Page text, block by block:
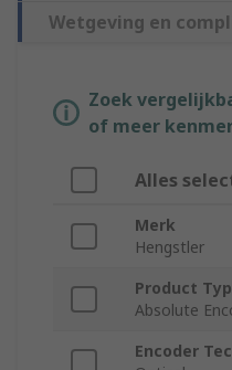
Wetgeving en
Zoek
of meer
Alles
Merk
Hengstler
Product
Absolute
Encoder